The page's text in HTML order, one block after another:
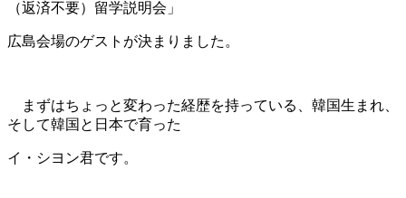
（返済不要）留学説明会」
広島会場のゲストが決まりました。
まずはちょっと変わった経歴を持っている、韓国生まれ、
そして韓国と日本で育った
イ・シヨン君です。